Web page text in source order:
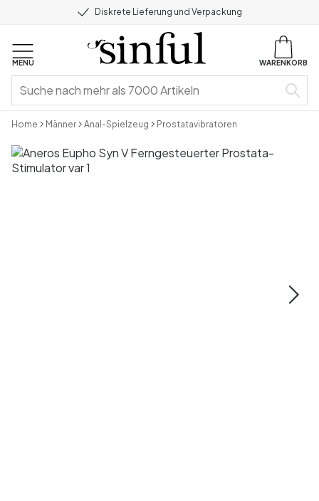
Diskrete Lieferung und Verpackung
MENU WARENKORB
Home Männer Anal-Spielzeug Prostatavibratoren